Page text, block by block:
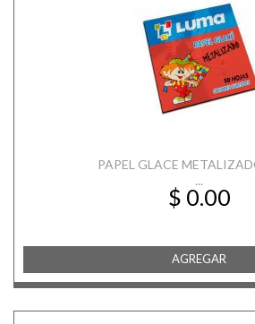
PAPEL GLACE
...
$ 0.00
AGREGAR